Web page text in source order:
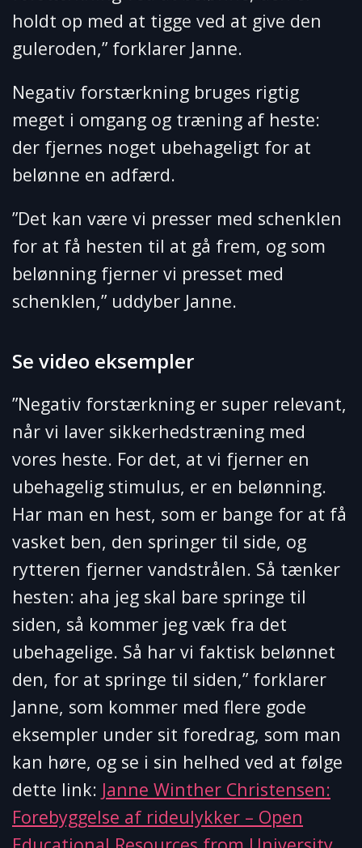
holdt op med at tigge ved at give den
guleroden,” forklarer Janne.
Negativ forstærkning bruges rigtig
meget i omgang og træning af heste:
der fjernes noget ubehageligt for at
belønne en adfærd.
”Det kan være vi presser med schenklen
for at få hesten til at gå frem, og som
belønning fjerner vi presset med
schenklen,” uddyber Janne.
Se video eksempler
”Negativ forstærkning er super relevant,
når vi laver sikkerhedstræning med
vores heste. For det, at vi fjerner en
ubehagelig stimulus, er en belønning.
Har man en hest, som er bange for at få
vasket ben, den springer til side, og
rytteren fjerner vandstrålen. Så tænker
hesten: aha jeg skal bare springe til
siden, så kommer jeg væk fra det
ubehagelige. Så har vi faktisk belønnet
den, for at springe til siden,” forklarer
Janne, som kommer med flere gode
eksempler under sit foredrag, som man
kan høre, og se i sin helhed ved at følge
dette link: Janne Winther Christensen:
Forebyggelse af rideulykker – Open